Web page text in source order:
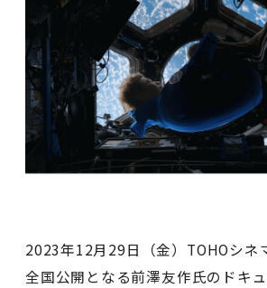
2023年12⽉29⽇（⾦）TOHOシネ
全国公開となる前澤友作氏のドキ